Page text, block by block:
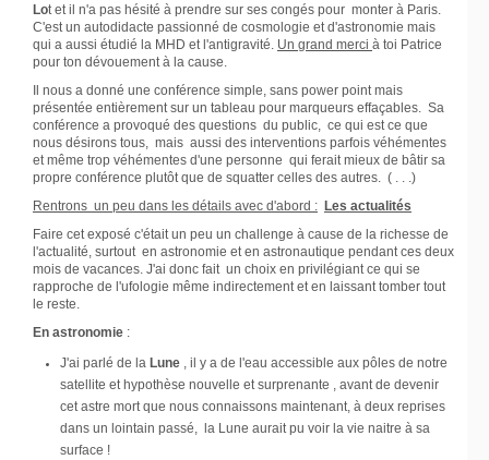
Lot et il n'a pas hésité à prendre sur ses congés pour monter à Paris.
C'est un autodidacte passionné de cosmologie et d'astronomie mais
qui a aussi étudié la MHD et l'antigravité. Un grand merci à toi Patrice
pour ton dévouement à la cause.
Il nous a donné une conférence simple, sans power point mais
présentée entièrement sur un tableau pour marqueurs effaçables. Sa
conférence a provoqué des questions du public, ce qui est ce que
nous désirons tous, mais aussi des interventions parfois véhémentes
et même trop véhémentes d'une personne qui ferait mieux de bâtir sa
propre conférence plutôt que de squatter celles des autres. ( . . .)
Rentrons un peu dans les détails avec d'abord : Les actualités
Faire cet exposé c'était un peu un challenge à cause de la richesse de
l'actualité, surtout en astronomie et en astronautique pendant ces deux
mois de vacances. J'ai donc fait un choix en privilégiant ce qui se
rapproche de l'ufologie même indirectement et en laissant tomber tout
le reste.
En astronomie :
J'ai parlé de la Lune , il y a de l'eau accessible aux pôles de notre
satellite et hypothèse nouvelle et surprenante , avant de devenir
cet astre mort que nous connaissons maintenant, à deux reprises
dans un lointain passé, la Lune aurait pu voir la vie naitre à sa
surface !